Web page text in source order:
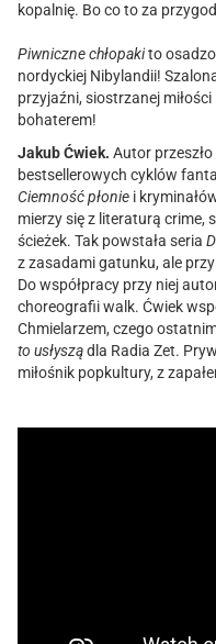
kopalnię. Bo co to za
Piwniczne chłopakito
nordyckiej Nibylandii!
przyjaźni, siostrzanej
bohaterem!
Jakub Ćwiek. Autor
bestsellerowych cyklów
Ciemność płonie i
mierzy się z literaturą crime,
ścieżek. Tak powstała seria
z zasadami gatunku, ale
Do współpracy przy niej
choreografii walk. Ćwiek
Chmielarzem, czego
to usłysządla Radia Zet.
miłośnik popkultury, z